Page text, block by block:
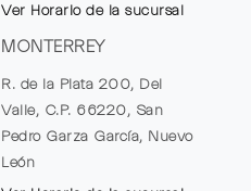
Ver Horario de la sucursal
MONTERREY
R. de la Plata 200, Del
Valle, C.P. 66220, San
Pedro Garza García, Nuevo
León